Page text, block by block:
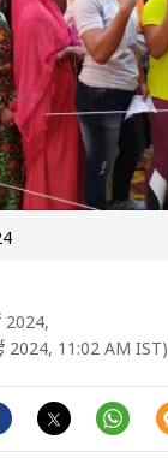
2024,
2024, 11:02 AM IST)